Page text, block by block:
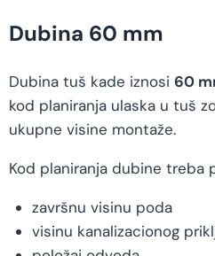
Dubina 60 mm
Dubina tuš kade iznosi 60
kod planiranja ulaska u tuš
ukupne visine montaže.
Kod planiranja dubine treba
završnu visinu poda
visinu kanalizacionog